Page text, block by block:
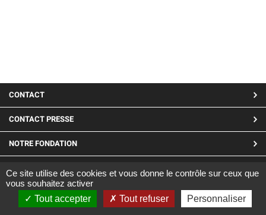
MENU
PIED
DE
PAGE
CONTACT
CONTACT PRESSE
NOTRE FONDATION
LINKEDIN
Site réalisé par CARGO ©2019
|Mentions Légales |Confidentialité et cookies
Ce site utilise des cookies et vous donne le contrôle sur ceux que
vous souhaitez activer
Tout accepter
Tout refuser Personnaliser